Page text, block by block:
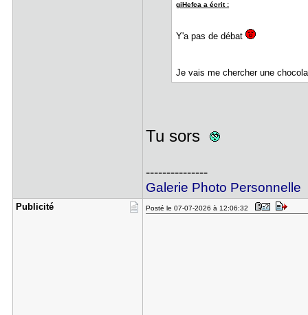
giHefca a écrit :
Y'a pas de débat
Je vais me chercher une
Tu sors
---------------
Galerie Photo Personnelle
Publicité Posté le 07-07-2026 à 12:06:32